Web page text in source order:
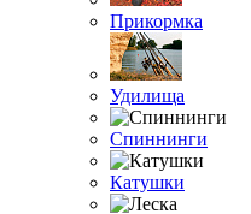
Прикормка
Удилища
Спиннинги
Катушки